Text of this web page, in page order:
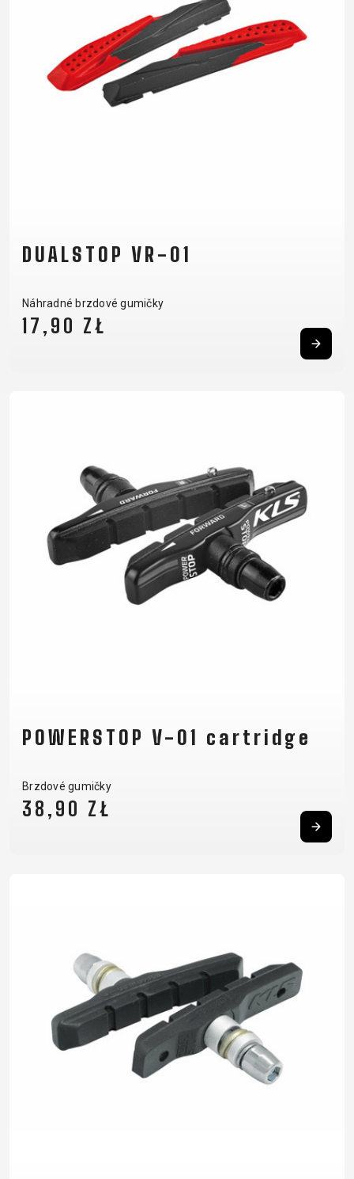
DUALSTOP VR-01
Náhradné brzdové gumičky
17,90 ZŁ
POWERSTOP V-01 cartridge
Brzdové gumičky
38,90 ZŁ